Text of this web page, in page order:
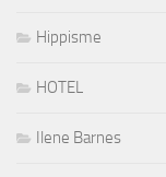
Hippisme
HOTEL
Ilene Barnes